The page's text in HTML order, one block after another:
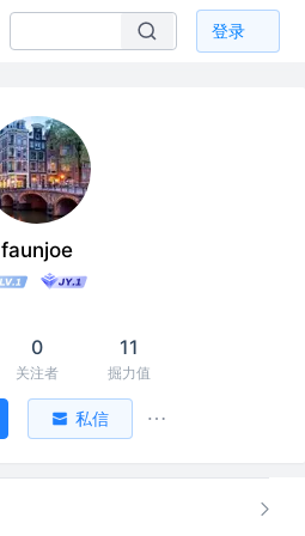
登录
faunjoe
0
关注者
11
掘力值
私信